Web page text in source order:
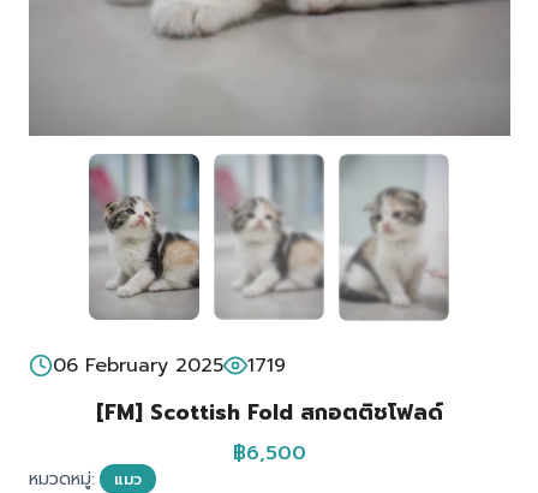
06 February 2025 1719
[FM] Scottish Fold สกอตติชโฟลด์
฿6,500
หมวดหมู่: แมว